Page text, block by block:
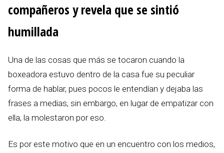
compañeros y revela que se sintió
humillada
Una de las cosas que más se tocaron cuando la
boxeadora estuvo dentro de la casa fue su peculiar
forma de hablar, pues pocos le entendían y dejaba las
frases a medias, sin embargo, en lugar de empatizar con
ella, la molestaron por eso.
Es por este motivo que en un encuentro con los medios,